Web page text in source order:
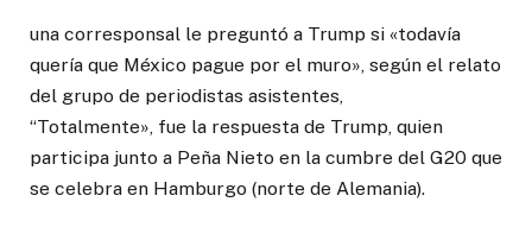
una corresponsal le preguntó a Trump si «todavía
quería que México pague por el muro», según el relato
del grupo de periodistas asistentes,
“Totalmente», fue la respuesta de Trump, quien
participa junto a Peña Nieto en la cumbre del G20 que
se celebra en Hamburgo (norte de Alemania).